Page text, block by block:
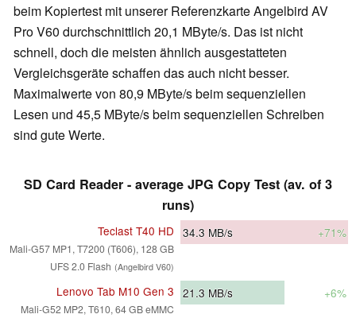
beim Kopiertest mit unserer Referenzkarte Angelbird AV
Pro V60 durchschnittlich 20,1 MByte/s. Das ist nicht
schnell, doch die meisten ähnlich ausgestatteten
Vergleichsgeräte schaffen das auch nicht besser.
Maximalwerte von 80,9 MByte/s beim sequenziellen
Lesen und 45,5 MByte/s beim sequenziellen Schreiben
sind gute Werte.
SD Card Reader - average JPG Copy Test (av. of 3
runs)
Teclast T40 HD
Mali-G57 MP1, T7200 (T606), 128 GB
UFS 2.0 Flash (Angelbird V60)
34.3 MB/s +71%
Lenovo Tab M10 Gen 3
Mali-G52 MP2, T610, 64 GB eMMC
21.3 MB/s +6%